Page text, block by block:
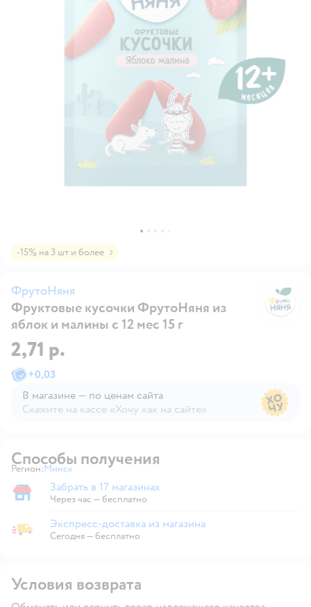
-15% на 3 шт и более
ФрутоНяня
Фруктовые кусочки ФрутоНяня из
яблок и малины с 12 мес 15 г
2,71 р.
+0,03
В магазине — по ценам сайта
Скажите на кассе «Хочу как на сайте»
Способы получения
Регион: Выбор адреса доставки.
Минск
Забрать в магазине
Забрать в 17 магазинах
Через час — бесплатно
Экспресс-доставка из магазина
Экспресс-доставка из магазина
Сегодня—бесплатно
Условия возврата